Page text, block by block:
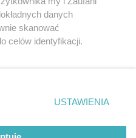
ZPR Media
danych
skanować
celów identyfikacji.
ustawień prywatności
rogu strony
nie wymagają zgody
USTAWIENIA